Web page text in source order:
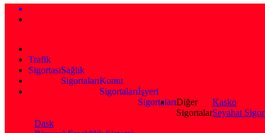
Trafik
SigortasıSağlık
SigortalarıKonut
Sigortalarıİşyeri
SigortalarıDiğer
Sigortalar
Kasko
Seyahat
Dask